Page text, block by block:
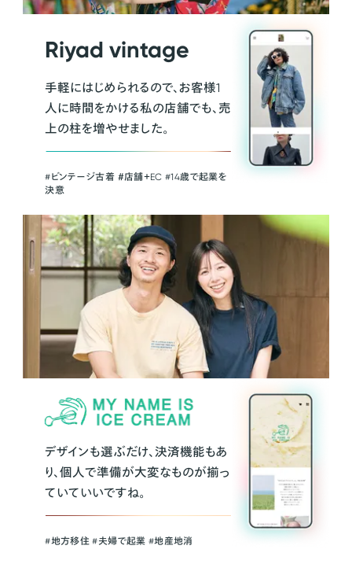
Riyad vintage
手軽にはじめられるので、お客様1
人に時間をかける私の店舗でも、売
上の柱を増やせました。
#ビンテージ古着 ＃店舗＋EC #14歳で起業を
決意
デザインも選ぶだけ、決済機能もあ
り、個人で準備が大変なものが揃っ
ていていいですね。
#地方移住 #夫婦で起業 #地産地消